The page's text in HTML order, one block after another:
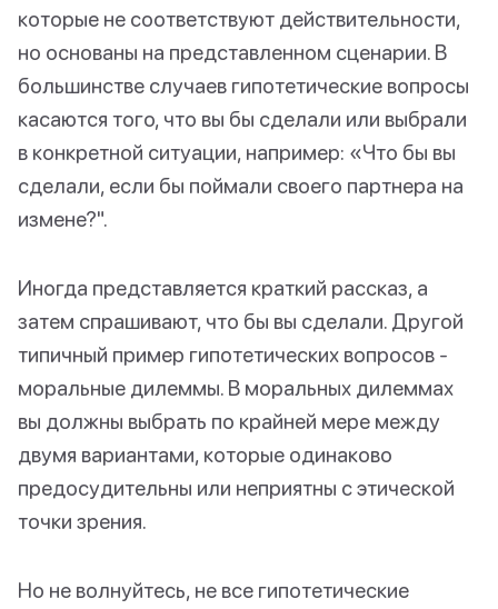
которые не соответствуют действительности,
но основаны на представленном сценарии. В
большинстве случаев гипотетические вопросы
касаются того, что вы бы сделали или выбрали
в конкретной ситуации, например: «Что бы вы
сделали, если бы поймали своего партнера на
измене?".
Иногда представляется краткий рассказ, а
затем спрашивают, что бы вы сделали. Другой
типичный пример гипотетических вопросов -
моральные дилеммы. В моральных дилеммах
вы должны выбрать по крайней мере между
двумя вариантами, которые одинаково
предосудительны или неприятны с этической
точки зрения.
Но не волнуйтесь, не все гипотетические